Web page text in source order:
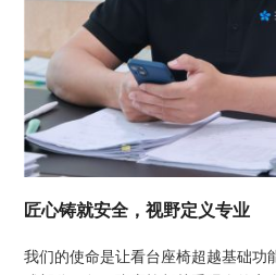
匠心铸就安全，视野定义专业
我们的使命是让看台座椅超越基础功